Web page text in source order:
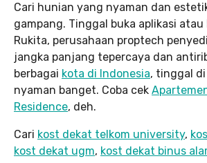
Cari hunian yang nyaman dan
gampang. Tinggal buka aplikasi
Rukita, perusahaan proptech
jangka panjang tepercaya dan
berbagai kota di Indonesia, tinggal
nyaman banget. Coba cek
Residence, deh.
Cari kost dekat telkom university,
kost dekat ugm, kost dekat binus